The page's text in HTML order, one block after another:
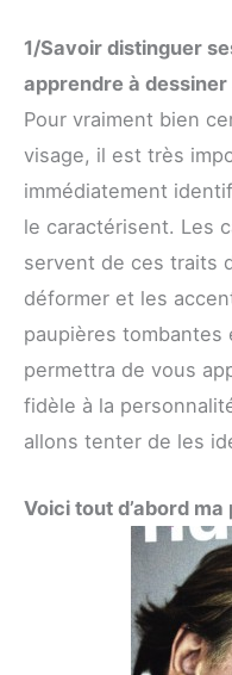
1/Savoir distinguer
apprendre à dessiner
Pour vraiment bien
visage, il est très
immédiatement
le caractérisent. Les
servent de ces traits
déformer et les
paupières
permettra de vous
fidèle à la
allons tenter de les
Voici tout d’abord